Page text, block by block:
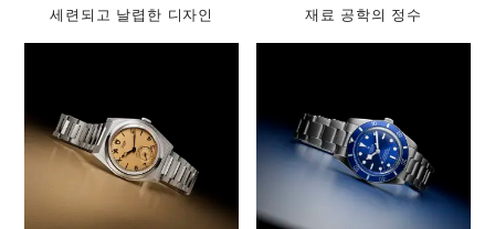
세련되고 날렵한 디자인 재료 공학의 정수